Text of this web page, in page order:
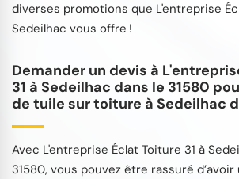
diverses promotions que L'entreprise
Sedeilhac vous offre !
Demander un devis à
31 à Sedeilhac dans le 31580
de tuile sur toiture à Sedeilhac
Avec L'entreprise Éclat Toiture 31 à
31580, vous pouvez être rassuré